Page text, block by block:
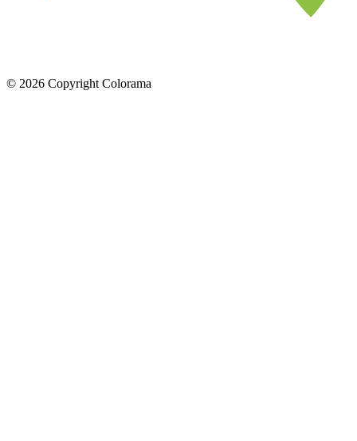
© 2026 Copyright Colorama